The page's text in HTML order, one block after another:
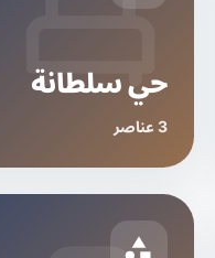
حي سلطانة
3 عناصر